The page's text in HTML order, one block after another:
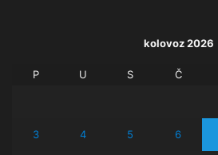
kolovoz 2026
P U S Č
3 4 5 6